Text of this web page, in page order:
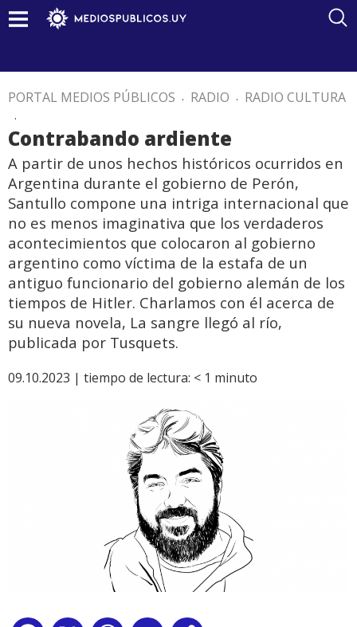
PORTAL MEDIOS PÚBLICOS . RADIO . RADIO CULTURA
.
Contrabando ardiente
A partir de unos hechos históricos ocurridos en
Argentina durante el gobierno de Perón,
Santullo compone una intriga internacional que
no es menos imaginativa que los verdaderos
acontecimientos que colocaron al gobierno
argentino como víctima de la estafa de un
antiguo funcionario del gobierno alemán de los
tiempos de Hitler. Charlamos con él acerca de
su nueva novela, La sangre llegó al río,
publicada por Tusquets.
09.10.2023 | tiempo de lectura: < 1 minuto